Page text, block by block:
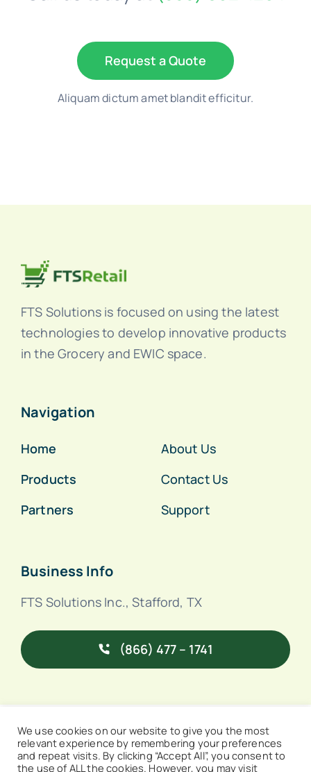
Request a Quote
Aliquam dictum amet blandit efficitur.
FTS Solutions is focused on using the latest
technologies to develop innovative products
in the Grocery and EWIC space.
Navigation
Home
Products
Partners
About Us
Contact Us
Support
Business Info
FTS Solutions Inc., Stafford, TX
(866) 477 – 1741
We use cookies on our website to give you the most
relevant experience by remembering your preferences
and repeat visits. By clicking “Accept All”, you consent to
the use of ALL the cookies. However, you may visit